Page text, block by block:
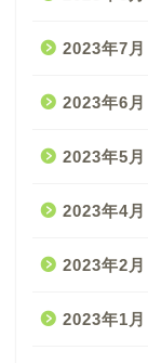
2023年7月
2023年6月
2023年5月
2023年4月
2023年2月
2023年1月